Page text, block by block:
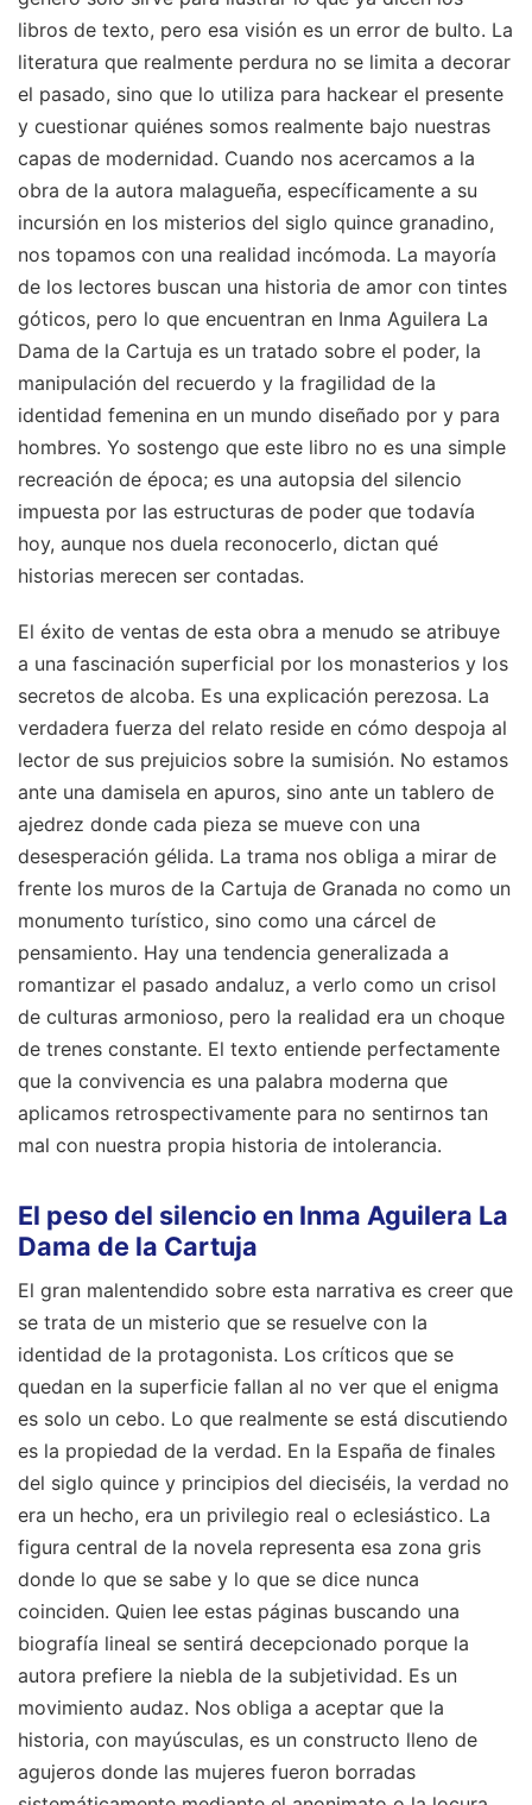
libros de texto, pero esa visión es un error de bulto. La
literatura que realmente perdura no se limita a decorar
el pasado, sino que lo utiliza para hackear el presente
y cuestionar quiénes somos realmente bajo nuestras
capas de modernidad. Cuando nos acercamos a la
obra de la autora malagueña, específicamente a su
incursión en los misterios del siglo quince granadino,
nos topamos con una realidad incómoda. La mayoría
de los lectores buscan una historia de amor con tintes
góticos, pero lo que encuentran en Inma Aguilera La
Dama de la Cartuja es un tratado sobre el poder, la
manipulación del recuerdo y la fragilidad de la
identidad femenina en un mundo diseñado por y para
hombres. Yo sostengo que este libro no es una simple
recreación de época; es una autopsia del silencio
impuesta por las estructuras de poder que todavía
hoy, aunque nos duela reconocerlo, dictan qué
historias merecen ser contadas.
El éxito de ventas de esta obra a menudo se atribuye
a una fascinación superficial por los monasterios y los
secretos de alcoba. Es una explicación perezosa. La
verdadera fuerza del relato reside en cómo despoja al
lector de sus prejuicios sobre la sumisión. No estamos
ante una damisela en apuros, sino ante un tablero de
ajedrez donde cada pieza se mueve con una
desesperación gélida. La trama nos obliga a mirar de
frente los muros de la Cartuja de Granada no como un
monumento turístico, sino como una cárcel de
pensamiento. Hay una tendencia generalizada a
romantizar el pasado andaluz, a verlo como un crisol
de culturas armonioso, pero la realidad era un choque
de trenes constante. El texto entiende perfectamente
que la convivencia es una palabra moderna que
aplicamos retrospectivamente para no sentirnos tan
mal con nuestra propia historia de intolerancia.
El peso del silencio en Inma Aguilera La
Dama de la Cartuja
El gran malentendido sobre esta narrativa es creer que
se trata de un misterio que se resuelve con la
identidad de la protagonista. Los críticos que se
quedan en la superficie fallan al no ver que el enigma
es solo un cebo. Lo que realmente se está discutiendo
es la propiedad de la verdad. En la España de finales
del siglo quince y principios del dieciséis, la verdad no
era un hecho, era un privilegio real o eclesiástico. La
figura central de la novela representa esa zona gris
donde lo que se sabe y lo que se dice nunca
coinciden. Quien lee estas páginas buscando una
biografía lineal se sentirá decepcionado porque la
autora prefiere la niebla de la subjetividad. Es un
movimiento audaz. Nos obliga a aceptar que la
historia, con mayúsculas, es un constructo lleno de
agujeros donde las mujeres fueron borradas